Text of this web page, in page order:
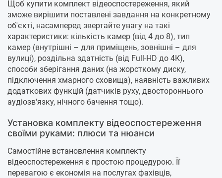
Щоб купити комплект відеоспостереження, який
зможе вирішити поставлені завдання на конкретному
об'єкті, насамперед звертайте увагу на такі
характеристики: кількість камер (від 4 до 8), тип
камер (внутрішні – для приміщень, зовнішні – для
вулиці), роздільна здатність (від Full-HD до 4К),
способи зберігання даних (на жорсткому диску,
підключення хмарного сховища), наявність важливих
додаткових функцій (датчиків руху, двостороннього
аудіозв'язку, нічного бачення тощо).
Установка комплекту відеоспостереження
своїми руками: плюси та нюанси
Самостійне встановлення комплекту
відеоспостереження є простою процедурою. Її
перевагою є економія на послугах фахівців,